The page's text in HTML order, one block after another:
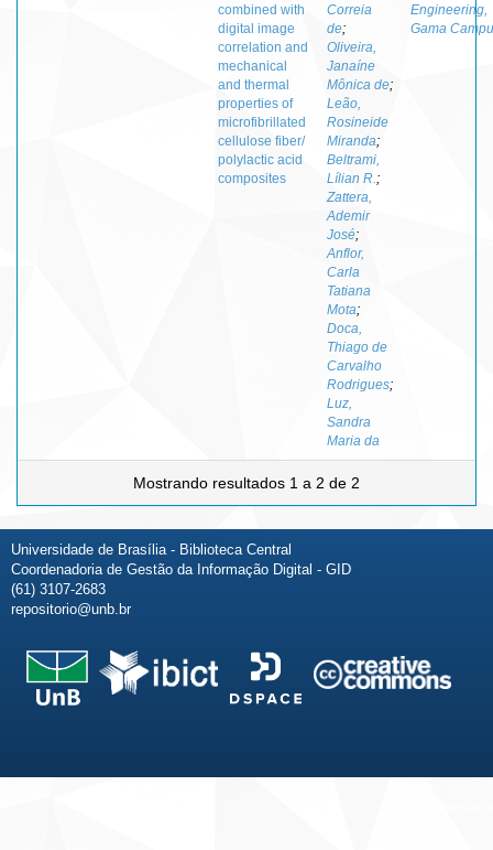
combined with
digital image
correlation and
mechanical
and thermal
properties of
microfibrillated
cellulose fiber/
polylactic acid
composites
Correia
de;
Oliveira,
Janaíne
Mônica de;
Leão,
Rosineide
Miranda;
Beltrami,
Lílian R. ;
Zattera,
Ademir
José;
Anflor,
Carla
Tatiana
Mota;
Doca,
Thiago de
Carvalho
Rodrigues;
Luz,
Sandra
Maria da
Engineering,
Gama
Mostrando resultados 1 a 2 de 2
Universidade de Brasília - Biblioteca Central
Coordenadoria de Gestão da Informação Digital - GID
(61) 3107-2683
repositorio@unb.br